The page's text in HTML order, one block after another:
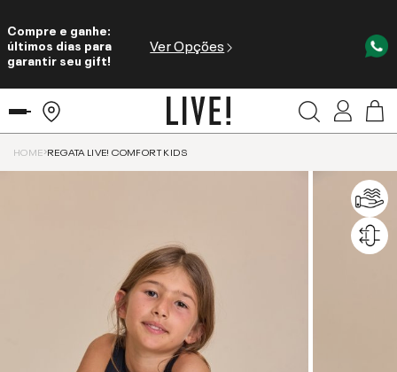
Compre e ganhe:
últimos dias para
garantir seu gift!
Ver Opções
HOME REGATA LIVE! COMFORT KIDS